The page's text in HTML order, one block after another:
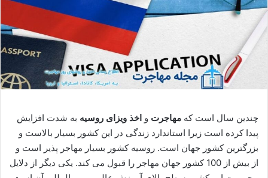
چندین سال است که مهاجرت و اخذ ویزای روسیه به شدت افزایش
پیدا کرده است زیرا استاندارد زندگی در این کشور بسیار بالاست و
بزرگترین کشور جهان است. روسیه کشور بسیار مهاجر پذیر است و
از بیش از 100 کشور جهان مهاجر را قبول می کند. یکی دیگر از دلایل